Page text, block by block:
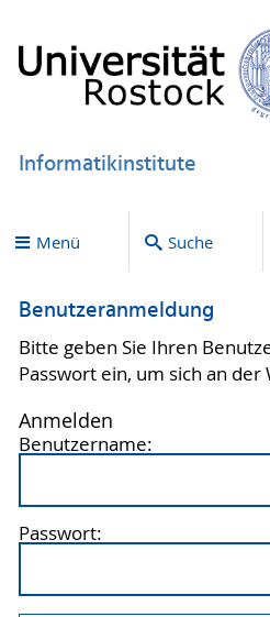
Informatikinstitute
Menü Suche
Benutzeranmeldung
Bitte geben Sie Ihren
Passwort ein, um sich an
Anmelden
Benutzername:
Passwort: